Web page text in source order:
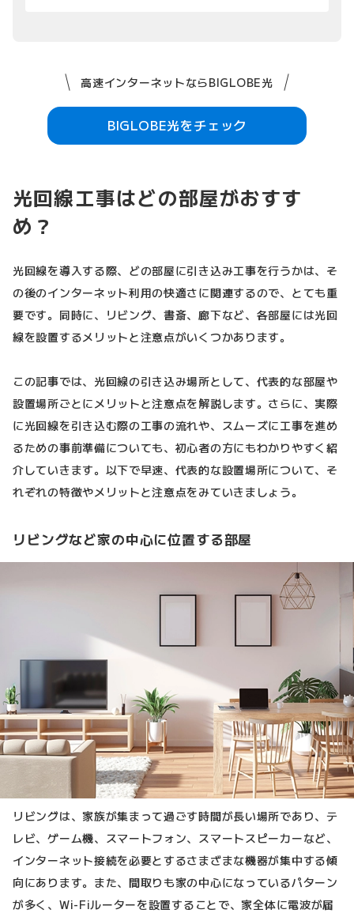
高速インターネットならBIGLOBE光
BIGLOBE光をチェック
光回線工事はどの部屋がおすす
め？
光回線を導入する際、どの部屋に引き込み工事を行うかは、そ
の後のインターネット利用の快適さに関連するので、とても重
要です。同時に、リビング、書斎、廊下など、各部屋には光回
線を設置するメリットと注意点がいくつかあります。
この記事では、光回線の引き込み場所として、代表的な部屋や
設置場所ごとにメリットと注意点を解説します。さらに、実際
に光回線を引き込む際の工事の流れや、スムーズに工事を進め
るための事前準備についても、初心者の方にもわかりやすく紹
介していきます。以下で早速、代表的な設置場所について、そ
れぞれの特徴やメリットと注意点をみていきましょう。
リビングなど家の中心に位置する部屋
リビングは、家族が集まって過ごす時間が長い場所であり、テ
レビ、ゲーム機、スマートフォン、スマートスピーカーなど、
インターネット接続を必要とするさまざまな機器が集中する傾
向にあります。また、間取りも家の中心になっているパターン
が多く、Wi-Fiルーターを設置することで、家全体に電波が届